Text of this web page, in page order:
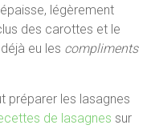
légèrement
des carottes et le
eu les compliments
préparer les lasagnes
de lasagnes sur